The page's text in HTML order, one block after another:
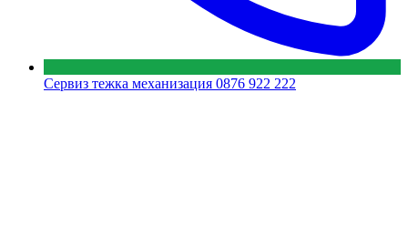
Сервиз тежка механизация 0876 922 222